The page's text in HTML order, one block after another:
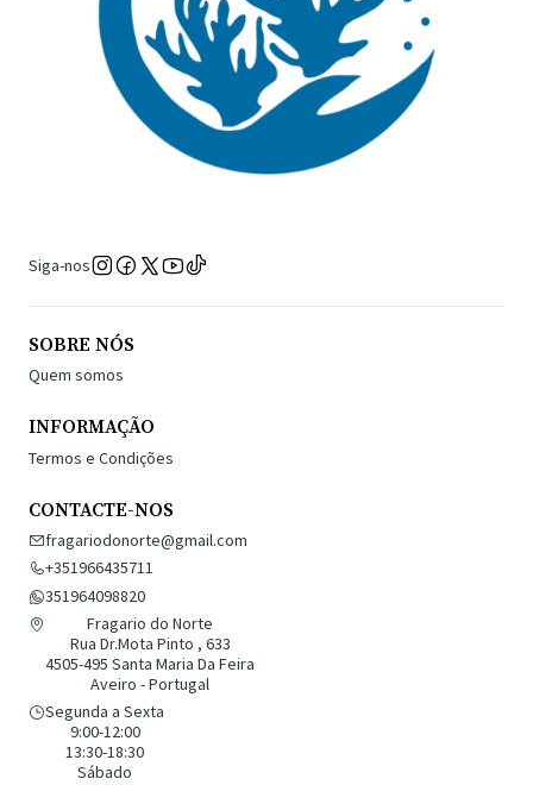
Siga-nos
SOBRE NÓS
Quem somos
INFORMAÇÃO
Termos e Condições
CONTACTE-NOS
fragariodonorte@gmail.com
+351966435711
351964098820
Fragario do Norte
Rua Dr.Mota Pinto , 633
4505-495 Santa Maria Da Feira
Aveiro - Portugal
Segunda a Sexta
9:00-12:00
13:30-18:30
Sábado